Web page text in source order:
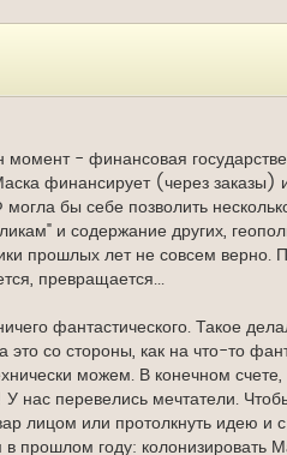
момент - финансовая
финансирует (через
бы себе позволить
и содержание других,
прошлых лет не совсем верно.
превращается...
фантастического. Такое
это со стороны, как на что-то
можем. В конечном
нас перевелись мечтатели.
лицом или протолкнуть идею и
прошлом году: колонизировать